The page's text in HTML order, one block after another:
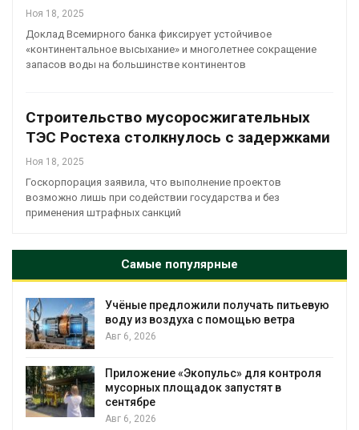
Ноя 18, 2025
Доклад Всемирного банка фиксирует устойчивое
«континентальное высыхание» и многолетнее сокращение
запасов воды на большинстве континентов
Строительство мусоросжигательных
ТЭС Ростеха столкнулось с задержками
Ноя 18, 2025
Госкорпорация заявила, что выполнение проектов
возможно лишь при содействии государства и без
применения штрафных санкций
Самые популярные
Учёные предложили получать питьевую
воду из воздуха с помощью ветра
Авг 6, 2026
Приложение «Экопульс» для контроля
мусорных площадок запустят в
сентябре
Авг 6, 2026